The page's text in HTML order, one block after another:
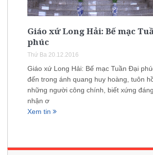
Giáo xứ Long Hải: Bế mạc
phúc
Thứ Ba 20.12.2016
Giáo xứ Long Hải: Bế mạc Tuần Đại
đến trong ánh quang huy hoàng, tuôn
những người công chính, biết xứng
nhận ơ
Xem tin